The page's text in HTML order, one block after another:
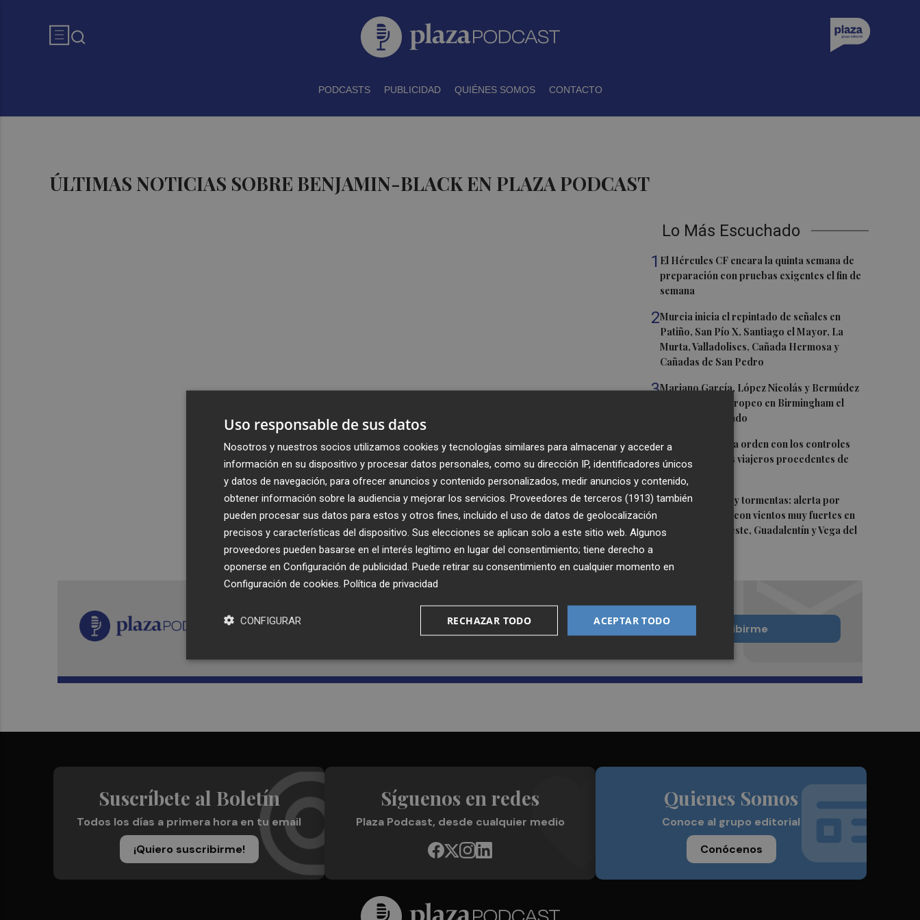
PODCASTS PUBLICIDAD QUIÉNES SOMOS CONTACTO
ÚLTIMAS NOTICIAS SOBRE BENJAMIN-BLACK EN PLAZA PODCAST
Lo Más Escuchado
1 El Hércules CF encara la quinta semana de
preparación con pruebas exigentes el fin de
semana
2Murcia inicia el repintado de señales en
Patiño, San Pío X, Santiago el Mayor, La
Murta, Valladolises, Cañada Hermosa y
Cañadas de San Pedro
3Mariano García, López Nicolás y Bermúdez
disputarán el Europeo en Birmingham el
viernes y el sábado
4El BOE publica la orden con los controles
fronterizos a los viajeros procedentes de
Italia
5Lunes de lluvias y tormentas: alerta por
posible granizo con vientos muy fuertes en
Altiplano, Noroeste, Guadalentín y Vega del
Recibe toda la actualidad de
Plaza Podcast en tu correo
Quiero suscribirme
Suscríbete al Boletín
Todos los días a primera hora en tu email
¡Quiero suscribirme!
Síguenos en redes
Plaza Podcast, desde cualquier medio
Quienes Somos
Conoce al grupo editorial
Conócenos
Uso responsable de sus datos
Nosotros y nuestros socios utilizamos cookies y tecnologías similares para almacenar y acceder a
información en su dispositivo y procesar datos personales, como su dirección IP, identificadores únicos
y datos de navegación, para ofrecer anuncios y contenido personalizados, medir anuncios y contenido,
obtener información sobre la audiencia y mejorar los servicios. Proveedores de terceros (1913) también
pueden procesar sus datos para estos y otros fines, incluido el uso de datos de geolocalización
precisos y características del dispositivo. Sus elecciones se aplican solo a este sitio web. Algunos
proveedores pueden basarse en el interés legítimo en lugar del consentimiento; tiene derecho a
oponerse en Configuración de publicidad . Puede retirar su consentimiento en cualquier momento en
Configuración de cookies Política de privacidad
ACEPTAR TODO
RECHAZAR TODO
CONFIGURAR